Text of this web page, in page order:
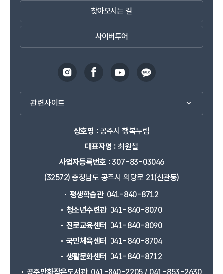
찾아오시는 길
사이버투어
관련사이트
상호명 :공주시 행복누림
대표자명 :최원철
사업자등록번호 :307-83-03046
(32572) 충청남도 공주시 의당로 21(신관동)
평생학습관 041-840-8712
청소년수련관 041-840-8070
진로교육센터
041-840-8090
국민체육센터
041-840-8704
생활문화센터
041-840-8712
공주만화작은도서관 041-840-2205 / 041-853-2630